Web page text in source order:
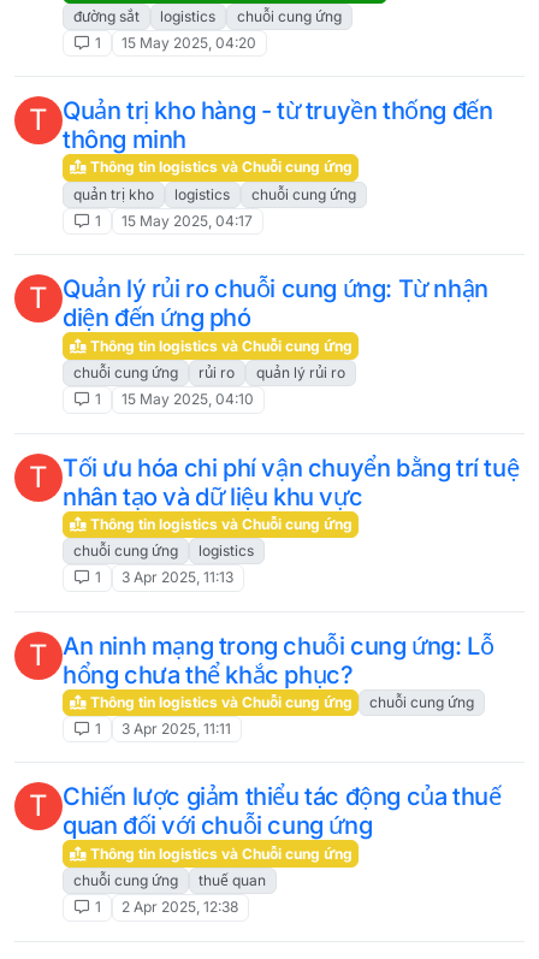
đường sắt
logistics
chuỗi cung ứng
1
15 May 2025, 04:20
T Quản trị kho hàng - từ truyền thống đến
thông minh
Thông tin logistics và Chuỗi cung ứng
quản trị kho
logistics
chuỗi cung ứng
1
15 May 2025, 04:17
T Quản lý rủi ro chuỗi cung ứng: Từ nhận
diện đến ứng phó
Thông tin logistics và Chuỗi cung ứng
chuỗi cung ứng
rủi ro
quản lý rủi ro
1
15 May 2025, 04:10
T Tối ưu hóa chi phí vận chuyển bằng trí tuệ
nhân tạo và dữ liệu khu vực
Thông tin logistics và Chuỗi cung ứng
chuỗi cung ứng
logistics
1
3 Apr 2025, 11:13
T An ninh mạng trong chuỗi cung ứng: Lỗ
hổng chưa thể khắc phục?
Thông tin logistics và Chuỗi cung ứng
chuỗi cung ứng
1
3 Apr 2025, 11:11
T Chiến lược giảm thiểu tác động của thuế
quan đối với chuỗi cung ứng
Thông tin logistics và Chuỗi cung ứng
chuỗi cung ứng
thuế quan
1
2 Apr 2025, 12:38